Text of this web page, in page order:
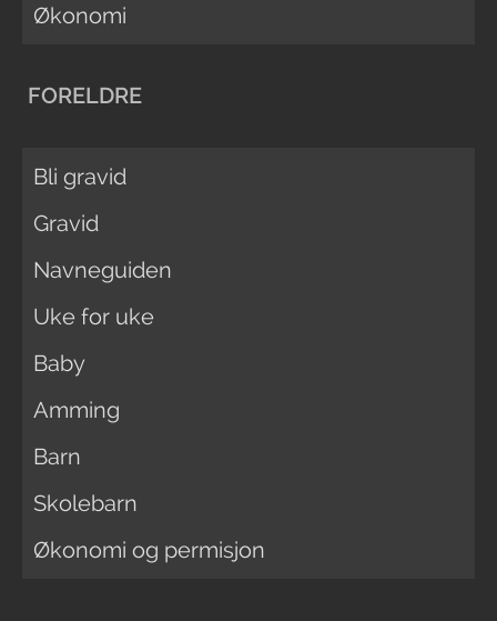
Økonomi
FORELDRE
Bli gravid
Gravid
Navneguiden
Uke for uke
Baby
Amming
Barn
Skolebarn
Økonomi og permisjon